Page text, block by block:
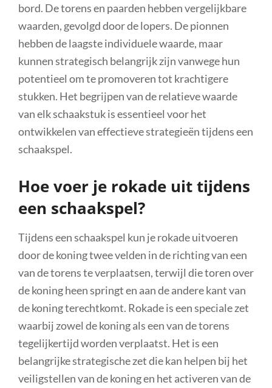
bord. De torens en paarden hebben vergelijkbare
waarden, gevolgd door de lopers. De pionnen
hebben de laagste individuele waarde, maar
kunnen strategisch belangrijk zijn vanwege hun
potentieel om te promoveren tot krachtigere
stukken. Het begrijpen van de relatieve waarde
van elk schaakstuk is essentieel voor het
ontwikkelen van effectieve strategieën tijdens een
schaakspel.
Hoe voer je rokade uit tijdens
een schaakspel?
Tijdens een schaakspel kun je rokade uitvoeren
door de koning twee velden in de richting van een
van de torens te verplaatsen, terwijl die toren over
de koning heen springt en aan de andere kant van
de koning terechtkomt. Rokade is een speciale zet
waarbij zowel de koning als een van de torens
tegelijkertijd worden verplaatst. Het is een
belangrijke strategische zet die kan helpen bij het
veiligstellen van de koning en het activeren van de